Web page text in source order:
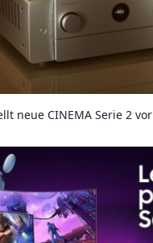
neue CINEMA Serie 2 vor